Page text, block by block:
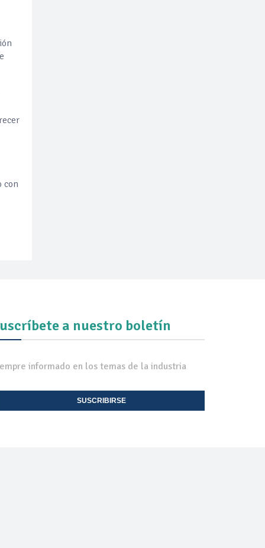
con
a nuestro boletín
informado en los temas de la industria
SUSCRIBIRSE